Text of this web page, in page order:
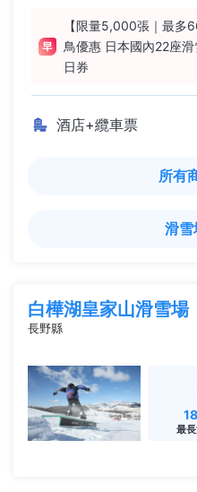
【限量5,000張｜最多
鳥優惠 日本國內22座
日券
酒店+纜車票
所有
滑雪
白樺湖皇家山滑雪場
長野縣
最